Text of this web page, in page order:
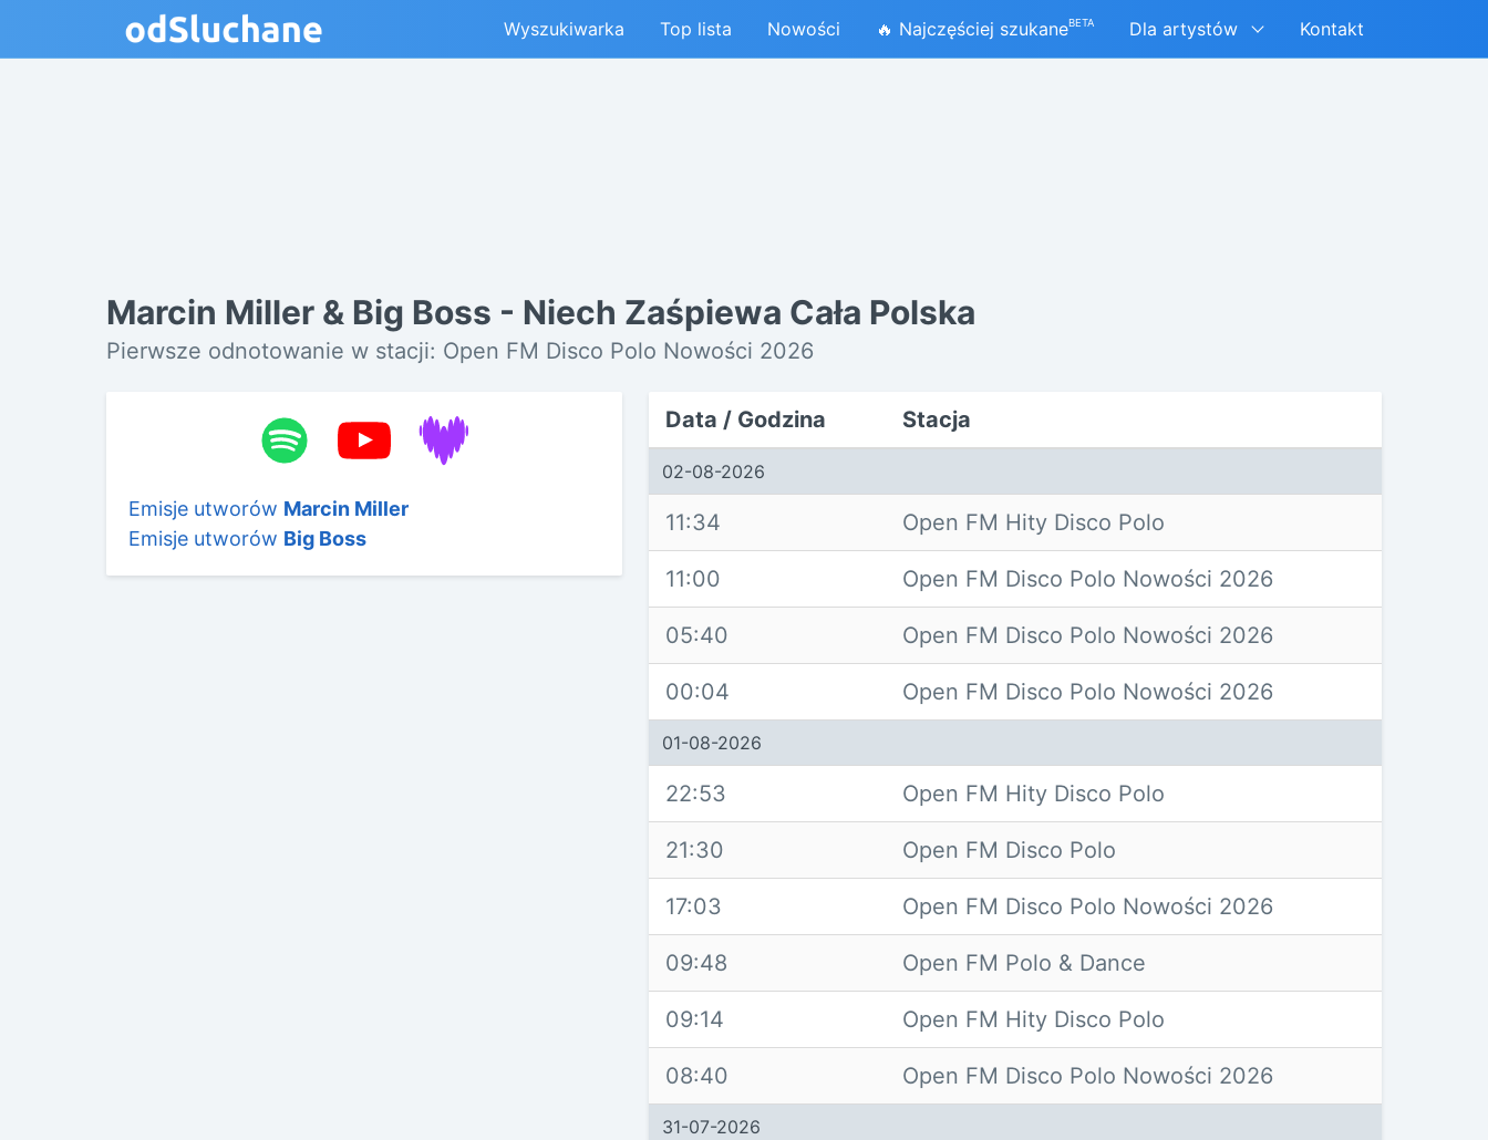
Wyszukiwarka Top lista Nowości 🔥 Najczęściej szukaneBETA Dla artystów Kontakt
Marcin Miller & Big Boss - Niech Zaśpiewa Cała Polska
Pierwsze odnotowanie w stacji: Open FM Disco Polo Nowości 2026
Emisje utworów Marcin Miller
Emisje utworów Big Boss
Data / Godzina Stacja
02-08-2026
11:34 Open FM Hity Disco Polo
11:00 Open FM Disco Polo Nowości 2026
05:40 Open FM Disco Polo Nowości 2026
00:04 Open FM Disco Polo Nowości 2026
01-08-2026
22:53 Open FM Hity Disco Polo
21:30 Open FM Disco Polo
17:03 Open FM Disco Polo Nowości 2026
09:48 Open FM Polo & Dance
09:14 Open FM Hity Disco Polo
08:40 Open FM Disco Polo Nowości 2026
31-07-2026